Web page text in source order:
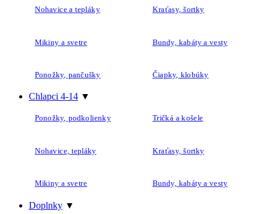
Nohavice a tepláky Kraťasy, šortky
Mikiny a svetre Bundy, kabáty a vesty
Ponožky, pančušky Čiapky, klobúky
Chlapci 4-14 ▼
Ponožky, podkolienky Tričká a košele
Nohavice, tepláky Kraťasy, šortky
Mikiny a svetre Bundy, kabáty a vesty
Doplnky ▼